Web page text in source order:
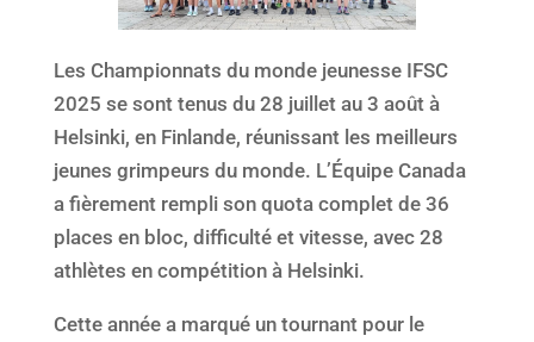
Les Championnats du monde jeunesse IFSC
2025 se sont tenus du 28 juillet au 3 août à
Helsinki, en Finlande, réunissant les meilleurs
jeunes grimpeurs du monde. L’Équipe Canada
a fièrement rempli son quota complet de 36
places en bloc, difficulté et vitesse, avec 28
athlètes en compétition à Helsinki.
Cette année a marqué un tournant pour le